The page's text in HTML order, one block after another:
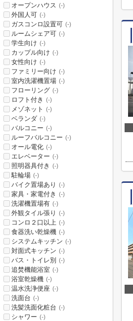
オープンハウス (-)
外国人可 (-)
ガスコンロ設置可 (-)
ルームシェア可 (-)
学生向け (-)
カップル向け (-)
女性向け (-)
ファミリー向け (-)
室内洗濯機置場 (-)
フローリング (-)
ロフト付き (-)
メゾネット (-)
ベランダ (-)
バルコニー (-)
ルーフバルコニー (-)
オール電化 (-)
エレベーター (-)
照明器具付き (-)
駐輪場 (-)
バイク置場あり (-)
家具・家電付き (-)
洗濯機置場有 (-)
外観タイル張り (-)
コンロ２口以上 (-)
食器洗い乾燥機 (-)
システムキッチン (-)
対面式キッチン (-)
バス・トイレ別 (-)
追焚機能浴室 (-)
浴室乾燥機 (-)
温水洗浄便座 (-)
洗面台 (-)
洗髪洗面化粧台 (-)
シャワー (-)